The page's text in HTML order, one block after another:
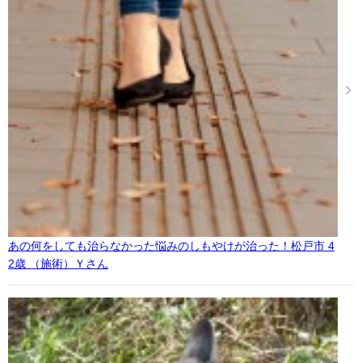
あの何をしても治らなかった悩みのしもやけが治った！松戸市 4
2歳 （施術）Ｙさん